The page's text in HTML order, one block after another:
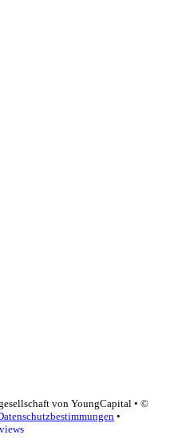
von YoungCapital • ©
•